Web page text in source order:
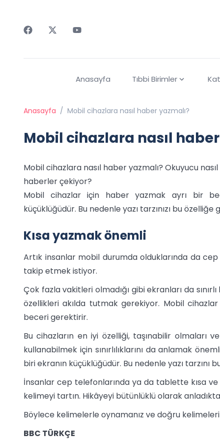
Anasayfa Tıbbi Birimler
Anasayfa / Mobil cihazlara nasıl haber yazmalı?
Mobil cihazlara nasıl
Mobil cihazlara nasıl haber yazmalı? Okuyucu
haberler çekiyor?
Mobil cihazlar için haber yazmak ayrı bir
küçüklüğüdür. Bu nedenle yazı tarzınızı bu özelliğe
Kısa yazmak önemli
Artık insanlar mobil durumda olduklarında da
takip etmek istiyor.
Çok fazla vakitleri olmadığı gibi ekranları da
özellikleri akılda tutmak gerekiyor. Mobil
beceri gerektirir.
Bu cihazların en iyi özelliği, taşınabilir olmaları
kullanabilmek için sınırlılıklarını da anlamak
biri ekranın küçüklüğüdür. Bu nedenle yazı
İnsanlar cep telefonlarında ya da tablette kısa ve
kelimeyi tartın. Hikâyeyi bütünlüklü olarak
Böylece kelimelerle oynamanız ve doğru
BBC TÜRKÇE